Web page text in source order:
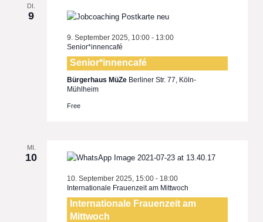
DI.
9
9. September 2025, 10:00 - 13:00
Senior*innencafé
Senior*innencafé
Bürgerhaus MüZe Berliner Str. 77, Köln-
Mühlheim
Free
MI.
10
10. September 2025, 15:00 - 18:00
Internationale Frauenzeit am Mittwoch
Internationale Frauenzeit am
Mittwoch